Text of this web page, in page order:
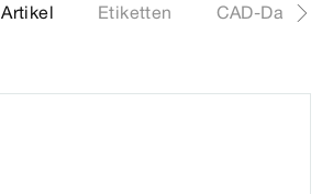
Artikel Etiketten CAD-Dateien